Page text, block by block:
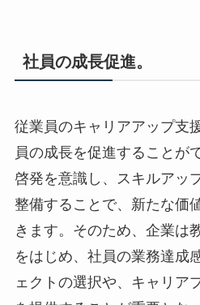
社員の成長促進。
従業員のキャリアアップ支
員の成長を促進することが
啓発を意識し、スキルアッ
整備することで、新たな価
きます。そのため、企業は
をはじめ、社員の業務達成
ェクトの選択や、キャリア